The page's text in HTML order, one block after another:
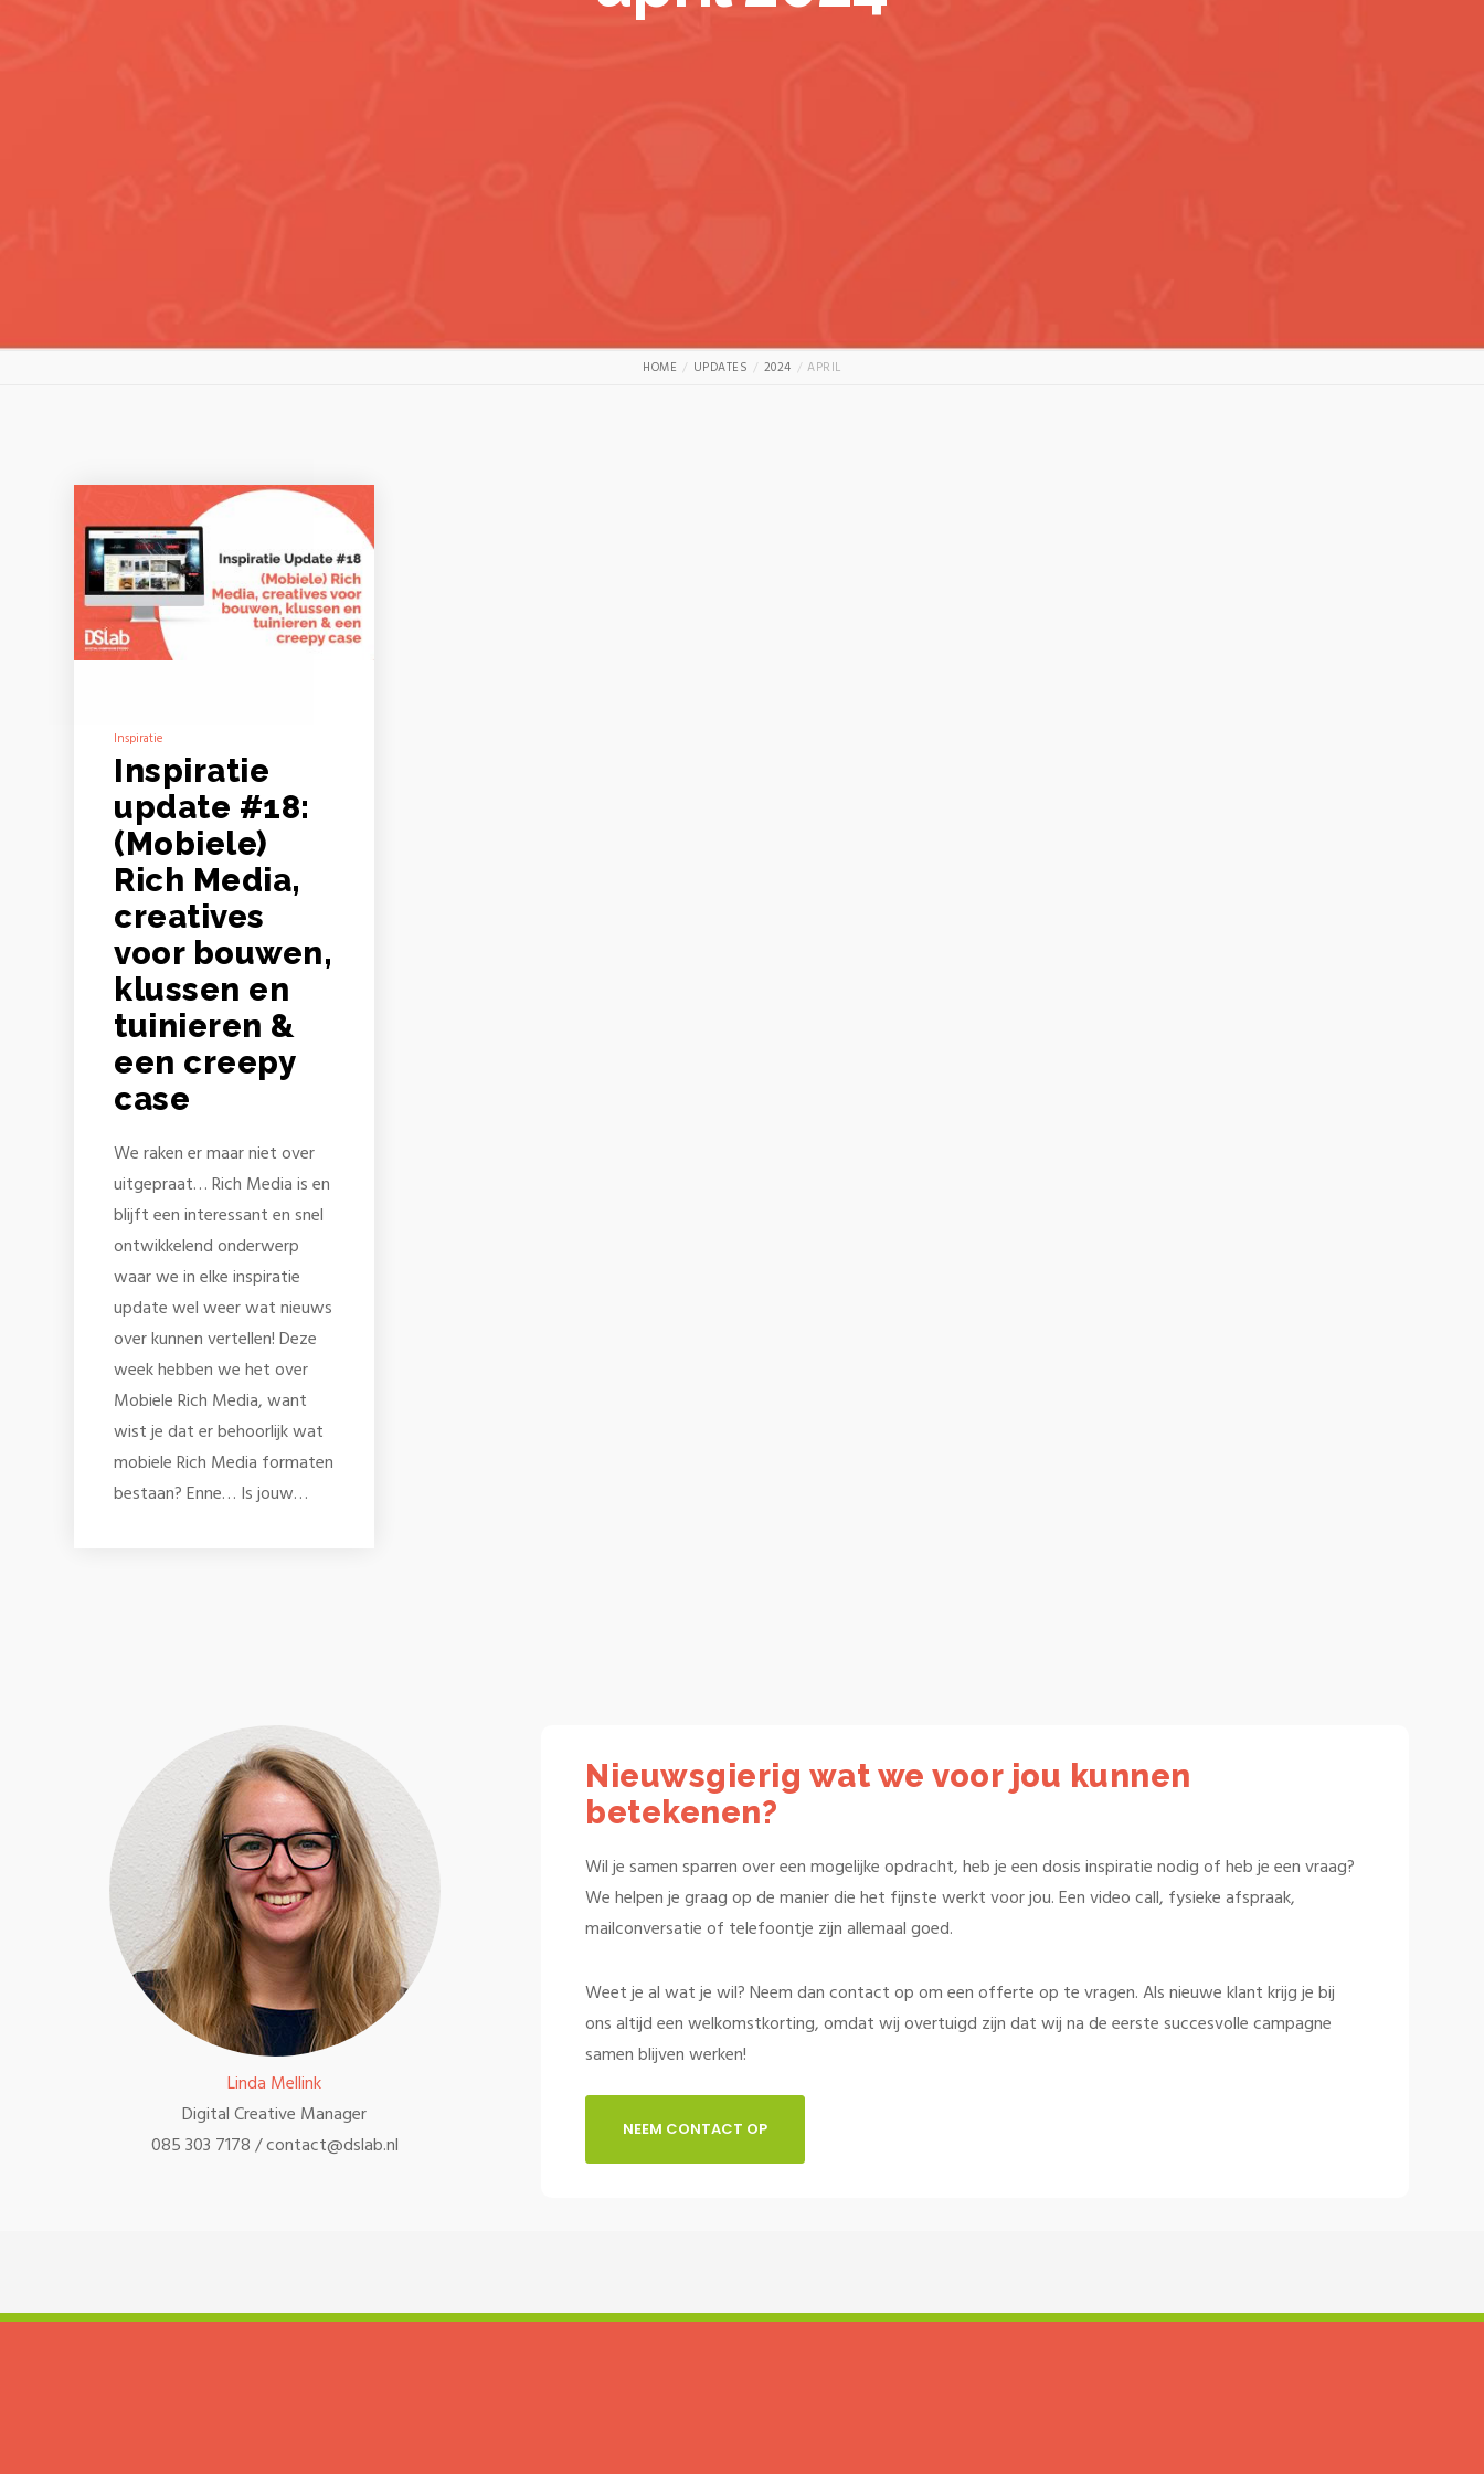
HOME UPDATES 2024 APRIL
Inspiratie
Inspiratie
update #18:
(Mobiele)
Rich Media,
creatives
voor bouwen,
klussen en
tuinieren &
een creepy
case
We raken er maar niet over
uitgepraat… Rich Media is en
blijft een interessant en snel
ontwikkelend onderwerp
waar we in elke inspiratie
update wel weer wat nieuws
over kunnen vertellen! Deze
week hebben we het over
Mobiele Rich Media, want
wist je dat er behoorlijk wat
mobiele Rich Media formaten
bestaan? Enne… Is jouw…
Linda Mellink
Digital Creative Manager
085 303 7178 / contact@dslab.nl
Nieuwsgierig wat we voor jou kunnen
betekenen?
Wil je samen sparren over een mogelijke opdracht, heb je een dosis inspiratie nodig of heb je een vraag?
We helpen je graag op de manier die het fijnste werkt voor jou. Een video call, fysieke afspraak,
mailconversatie of telefoontje zijn allemaal goed.
Weet je al wat je wil? Neem dan contact op om een offerte op te vragen. Als nieuwe klant krijg je bij
ons altijd een welkomstkorting, omdat wij overtuigd zijn dat wij na de eerste succesvolle campagne
samen blijven werken!
NEEM CONTACT OP